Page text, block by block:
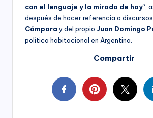
con el lenguaje y la mirada de hoy“,
después de hacer referencia a
Cámpora y del propio Juan Domingo
política habitacional en Argentina.
Compartir